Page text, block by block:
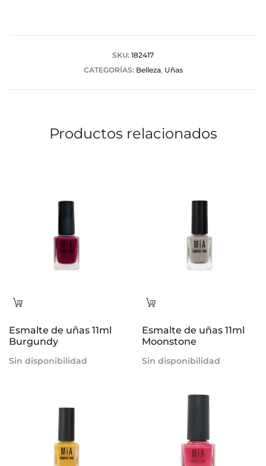
SKU: 182417
CATEGORÍAS: Belleza, Uñas
Productos relacionados
Leer
Esmalte de uñas 11ml
Burgundy
Sin disponibilidad
Leer
Esmalte de uñas 11ml
Moonstone
Sin disponibilidad